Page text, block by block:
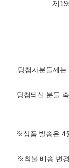
제
당첨자분들께는
당첨되신 분들
※상품 발송은 4
※착불 배송 변